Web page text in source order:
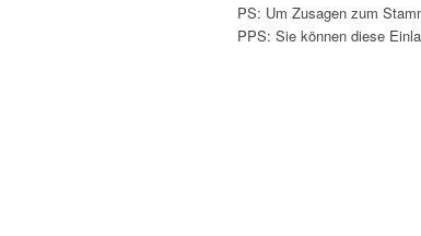
PS: Um Zusagen zum
PPS: Sie können diese